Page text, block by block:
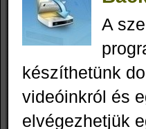
A
készíthetünk
videóinkról és
elvégezhetjük